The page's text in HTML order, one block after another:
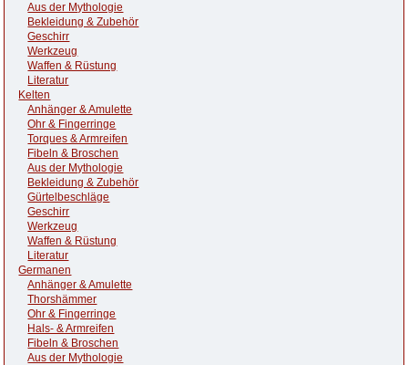
Aus der Mythologie
Bekleidung & Zubehör
Geschirr
Werkzeug
Waffen & Rüstung
Literatur
Kelten
Anhänger & Amulette
Ohr & Fingerringe
Torques & Armreifen
Fibeln & Broschen
Aus der Mythologie
Bekleidung & Zubehör
Gürtelbeschläge
Geschirr
Werkzeug
Waffen & Rüstung
Literatur
Germanen
Anhänger & Amulette
Thorshämmer
Ohr & Fingerringe
Hals- & Armreifen
Fibeln & Broschen
Aus der Mythologie